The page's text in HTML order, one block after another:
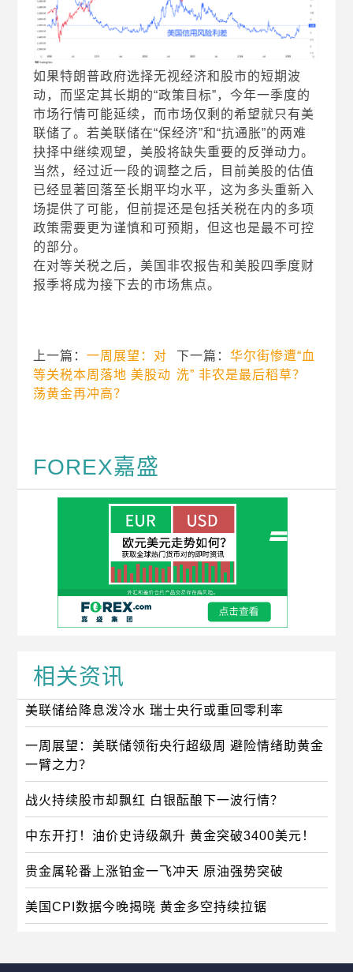
如果特朗普政府选择无视经济和股市的短期波
动，而坚定其长期的“政策目标”，今年一季度的
市场行情可能延续，而市场仅剩的希望就只有美
联储了。若美联储在“保经济”和“抗通胀”的两难
抉择中继续观望，美股将缺失重要的反弹动力。
当然，经过近一段的调整之后，目前美股的估值
已经显著回落至长期平均水平，这为多头重新入
场提供了可能，但前提还是包括关税在内的多项
政策需要更为谨慎和可预期，但这也是最不可控
的部分。
在对等关税之后，美国非农报告和美股四季度财
报季将成为接下去的市场焦点。
上一篇：一周展望：对
等关税本周落地 美股动
荡黄金再冲高？
下一篇： 华尔街惨遭“血
洗” 非农是最后稻草？
FOREX嘉盛
相关资讯
美联储给降息泼冷水 瑞士央行或重回零利率
一周展望：美联储领衔央行超级周 避险情绪助黄金
一臂之力？
战火持续股市却飘红 白银酝酿下一波行情？
中东开打！油价史诗级飙升 黄金突破3400美元！
贵金属轮番上涨铂金一飞冲天 原油强势突破
美国CPI数据今晚揭晓 黄金多空持续拉锯